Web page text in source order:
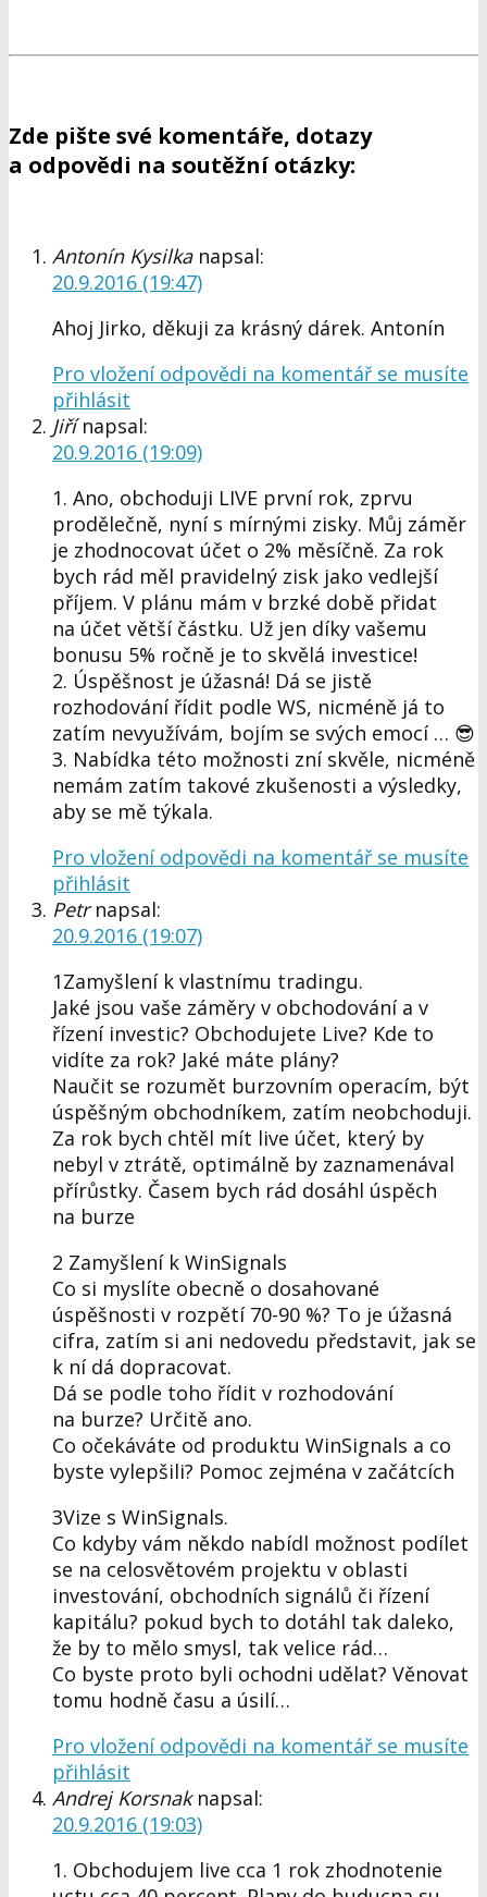
Zde pište své komentáře, dotazy
a odpovědi na soutěžní otázky:
Antonín Kysilka napsal:
20.9.2016 (19:47)
Ahoj Jirko, děkuji za krásný dárek. Antonín
Pro vložení odpovědi na komentář se musíte
přihlásit
Jiří napsal:
20.9.2016 (19:09)
1. Ano, obchoduji LIVE první rok, zprvu
prodělečně, nyní s mírnými zisky. Můj záměr
je zhodnocovat účet o 2% měsíčně. Za rok
bych rád měl pravidelný zisk jako vedlejší
příjem. V plánu mám v brzké době přidat
na účet větší částku. Už jen díky vašemu
bonusu 5% ročně je to skvělá investice!
2. Úspěšnost je úžasná! Dá se jistě
rozhodování řídit podle WS, nicméně já to
zatím nevyužívám, bojím se svých emocí … 😎
3. Nabídka této možnosti zní skvěle, nicméně
nemám zatím takové zkušenosti a výsledky,
aby se mě týkala.
Pro vložení odpovědi na komentář se musíte
přihlásit
Petr napsal:
20.9.2016 (19:07)
1Zamyšlení k vlastnímu tradingu.
Jaké jsou vaše záměry v obchodování a v
řízení investic? Obchodujete Live? Kde to
vidíte za rok? Jaké máte plány?
Naučit se rozumět burzovním operacím, být
úspěšným obchodníkem, zatím neobchoduji.
Za rok bych chtěl mít live účet, který by
nebyl v ztrátě, optimálně by zaznamenával
přírůstky. Časem bych rád dosáhl úspěch
na burze
2 Zamyšlení k WinSignals
Co si myslíte obecně o dosahované
úspěšnosti v rozpětí 70-90 %? To je úžasná
cifra, zatím si ani nedovedu představit, jak se
k ní dá dopracovat.
Dá se podle toho řídit v rozhodování
na burze? Určitě ano.
Co očekáváte od produktu WinSignals a co
byste vylepšili? Pomoc zejména v začátcích
3Vize s WinSignals.
Co kdyby vám někdo nabídl možnost podílet
se na celosvětovém projektu v oblasti
investování, obchodních signálů či řízení
kapitálu? pokud bych to dotáhl tak daleko,
že by to mělo smysl, tak velice rád…
Co byste proto byli ochodni udělat? Věnovat
tomu hodně času a úsilí…
Pro vložení odpovědi na komentář se musíte
přihlásit
Andrej Korsnak napsal:
20.9.2016 (19:03)
1. Obchodujem live cca 1 rok zhodnotenie